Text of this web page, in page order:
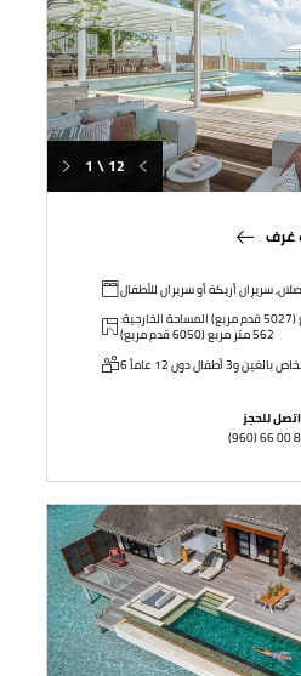
1 \ 12
غرف
سريران أريكة أو سريران للأطفال
المساحة الداخية: 467 متر مربع (5027 قدم مربع) المساحة الخارجية:
562 متر مربع (6050 قدم مربع)
بالغين و3 أطفال دون 12 عاماً
اتصل للحجز
(960) 66 00